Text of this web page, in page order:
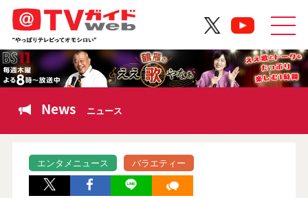
News ニュース
エンタメニュース バラエティー